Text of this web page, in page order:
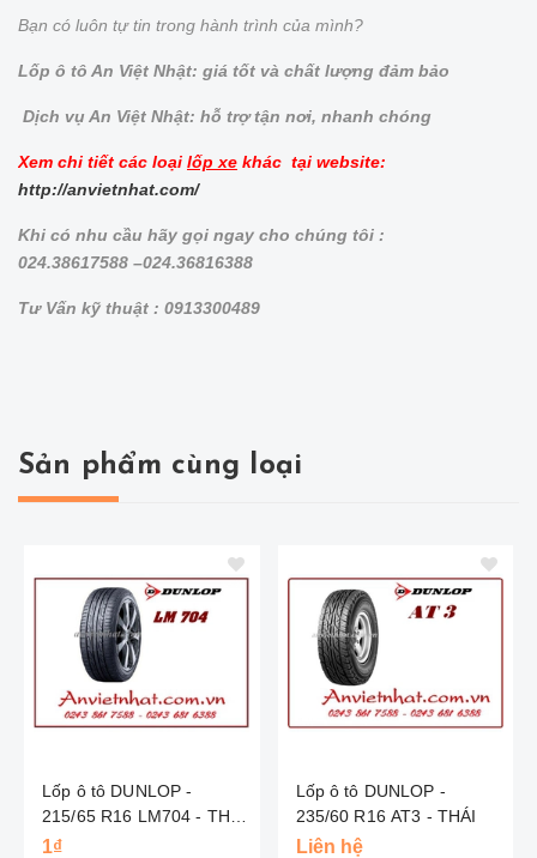
Bạn có luôn tự tin trong hành trình của mình?
Lốp ô tô An Việt Nhật: giá tốt và chất lượng đảm bảo
Dịch vụ An Việt Nhật: hỗ trợ tận nơi, nhanh chóng
Xem chi tiết các loại lốp xe khác tại website:
http://anvietnhat.com/
Khi có nhu cầu hãy gọi ngay cho chúng tôi :
024.38617588 –024.36816388
Tư Vấn kỹ thuật : 0913300489
Sản phẩm cùng loại
Lốp ô tô DUNLOP -
215/65 R16 LM704 - THÁI
LAN
1₫
Lốp ô tô DUNLOP -
235/60 R16 AT3 - THÁI
Liên hệ